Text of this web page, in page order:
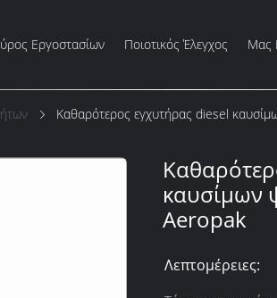
Εργοστασίων Ποιοτικός Έλεγχος Μας
Καθαρότερος εγχυτήρας diesel
καυσίμων
Aeropak
Λεπτομέρειες: